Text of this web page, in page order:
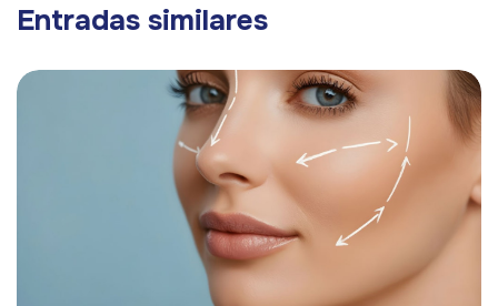
Entradas similares